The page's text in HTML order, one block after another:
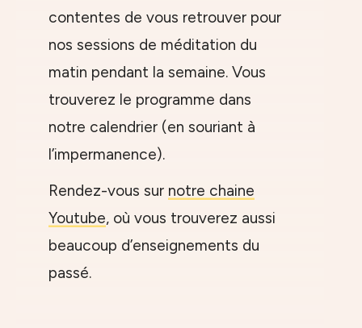
contentes de vous retrouver pour
nos sessions de méditation du
matin pendant la semaine. Vous
trouverez le programme dans
notre calendrier (en souriant à
l’impermanence).
Rendez-vous sur notre chaine
Youtube, où vous trouverez aussi
beaucoup d’enseignements du
passé.